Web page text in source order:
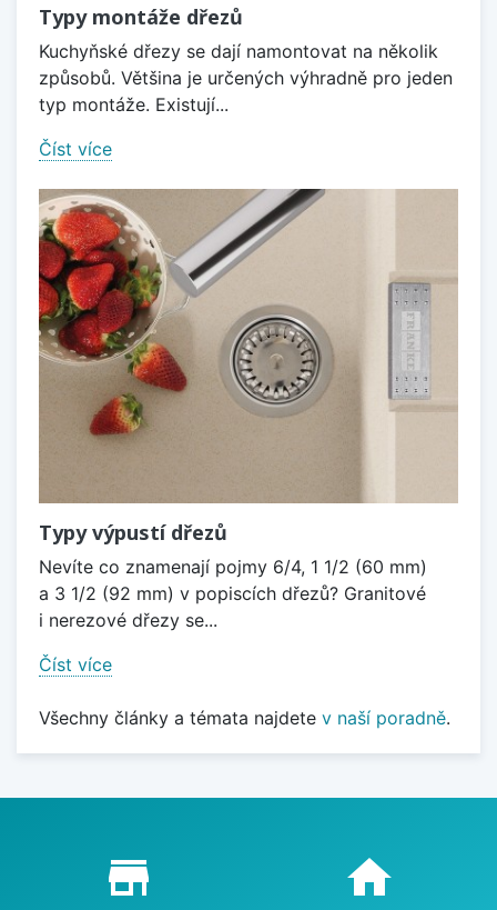
Typy montáže dřezů
Kuchyňské dřezy se dají namontovat na několik
způsobů. Většina je určených výhradně pro jeden
typ montáže. Existují...
Číst více
Typy výpustí dřezů
Nevíte co znamenají pojmy 6/4, 1 1/2 (60 mm)
a 3 1/2 (92 mm) v popiscích dřezů? Granitové
i nerezové dřezy se...
Číst více
Všechny články a témata najdete v naší poradně.
Proč nakupovat u nás?
store_mall_directory home